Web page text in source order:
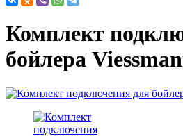
Комплект
бойлера